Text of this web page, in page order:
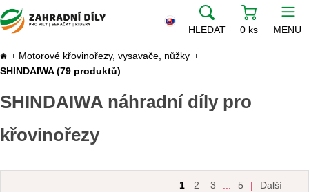
HLEDAT 0 ks MENU
Motorové křovinořezy, vysavače, nůžky
SHINDAIWA(79 produktů)
SHINDAIWA náhradní díly pro
křovinořezy
1 2 3 5 | Další